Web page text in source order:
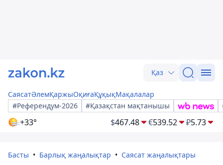
Қаз
СаясатӘлемҚаржыОқиғаҚұқықМақалалар
#Референдум-2026
#Қазақстан мақтанышы
+33° $467.48 €539.52 ₽5.73
Басты Барлық жаңалықтар Саясат жаңалықтары